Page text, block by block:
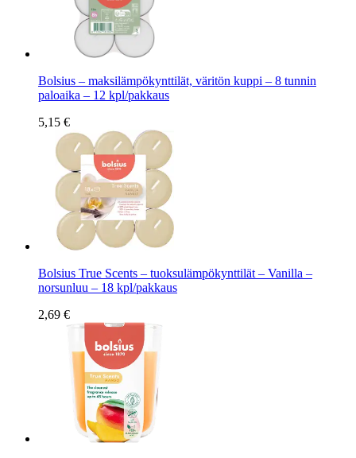
Bolsius – maksilämpökynttilät, väritön kuppi – 8 tunnin
paloaika – 12 kpl/pakkaus
5,15 €
Bolsius True Scents – tuoksulämpökynttilät – Vanilla –
norsunluu – 18 kpl/pakkaus
2,69 €